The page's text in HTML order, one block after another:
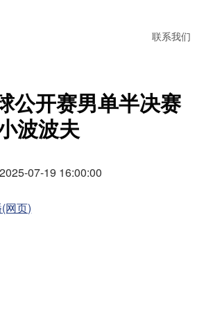
联系我们
公开赛男单半决赛
波波夫
07-19 16:00:00
网页)